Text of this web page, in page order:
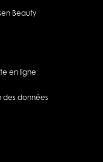
Beauty
en ligne
des données